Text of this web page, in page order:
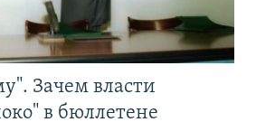
Зачем власти
в бюллетене